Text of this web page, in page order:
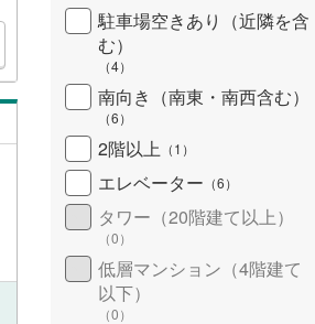
駐車場空きあり（近隣を含
む）
（4）
南向き（南東・南西含む）
（6）
2階以上 （1 ）
エレベーター （6）
タワー（20階建て以上）
（0）
低層マンション（4階建て
以下）
（0）